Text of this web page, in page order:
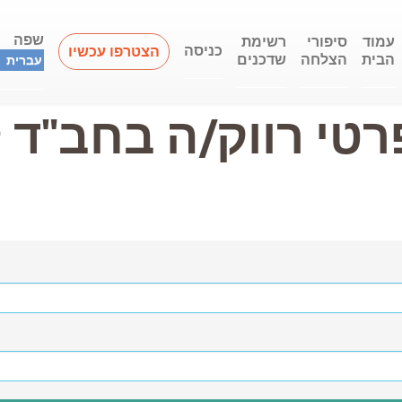
עמוד
הבית
סיפורי
הצלחה
רשימת
שדכנים
כניסה הצטרפו עכשיו
שפה
עברית
רווק/ה